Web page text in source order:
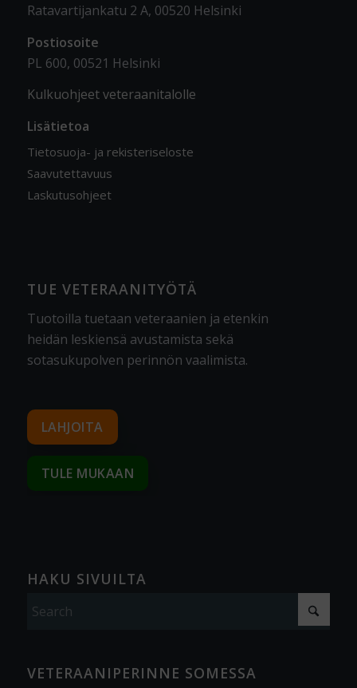
Ratavartijankatu 2 A, 00520 Helsinki
Postiosoite
PL 600, 00521 Helsinki
Kulkuohjeet veteraanitalolle
Lisätietoa
Tietosuoja- ja rekisteriseloste
Saavutettavuus
Laskutusohjeet
TUE VETERAANITYÖTÄ
Tuotoilla tuetaan veteraanien ja etenkin
heidän leskiensä avustamista sekä
sotasukupolven perinnön vaalimista.
LAHJOITA
TULE MUKAAN
HAKU SIVUILTA
VETERAANIPERINNE SOMESSA